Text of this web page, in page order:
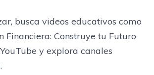
busca videos educativos como
Financiera: Construye tu Futuro
y explora canales